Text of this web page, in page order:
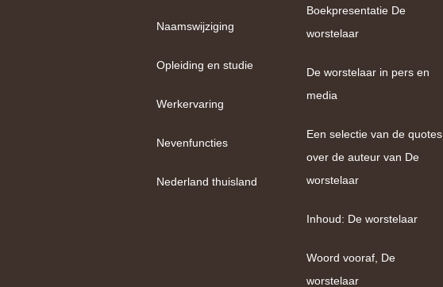
Naamswijziging
Opleiding en studie
Werkervaring
Nevenfuncties
Nederland thuisland
Boekpresentatie De
worstelaar
De worstelaar in pers en
media
Een selectie van de quotes
over de auteur van De
worstelaar
Inhoud: De worstelaar
Woord vooraf, De
worstelaar